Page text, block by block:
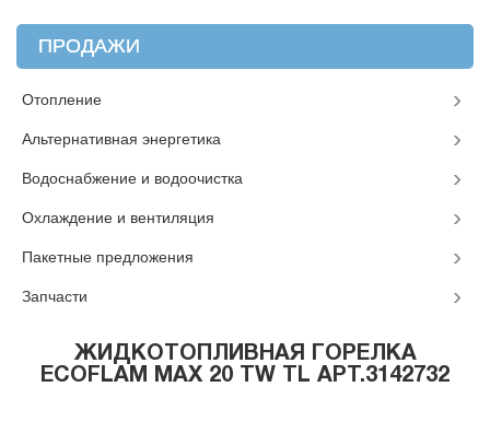
ЖИДКОТОПЛИВНАЯ ГОРЕЛКА
ECOFLAM MAX 20 TW TL АРТ.3142732
ПРОДАЖИ
Отопление
Альтернативная энергетика
Водоснабжение и водоочистка
Охлаждение и вентиляция
Пакетные предложения
Запчасти